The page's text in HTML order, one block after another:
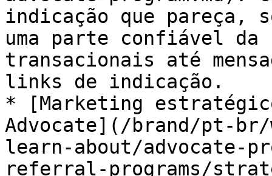
indicação que pareça,
uma parte confiável da
transacionais até
links de indicação.
* [Marketing
Advocate](/brand/pt-
learn-about/advocate-
referral-programs/